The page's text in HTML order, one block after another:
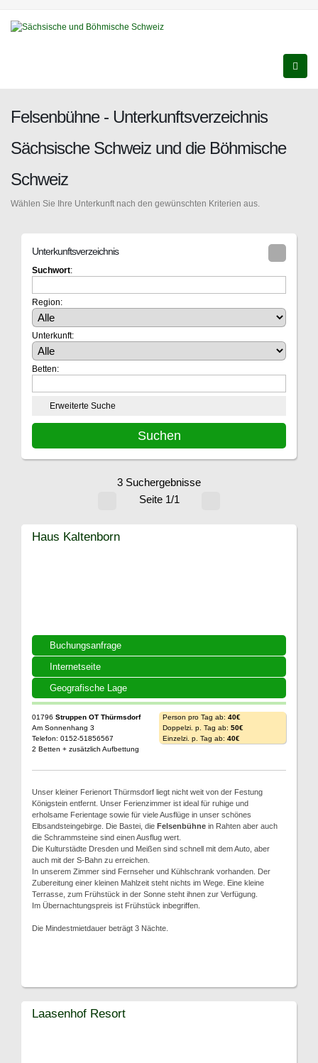
Felsenbühne - Unterkunftsverzeichnis
Sächsische Schweiz und die Böhmische
Schweiz
Wählen Sie Ihre Unterkunft nach den gewünschten Kriterien aus.
Unterkunftsverzeichnis
Suchwort:
Region:
Unterkunft:
Betten:
Erweiterte Suche
3 Suchergebnisse
Seite 1/1
Buchungsanfrage
Internetseite
Geografische Lage
Haus Kaltenborn
01796 Struppen OT Thürmsdorf
Am Sonnenhang 3
Telefon: 0152-51856567
2 Betten + zusätzlich Aufbettung
Person pro Tag ab: 40€
Doppelzi. p. Tag ab: 50€
Einzelzi. p. Tag ab: 40€
Unser kleiner Ferienort Thürmsdorf liegt nicht weit von der Festung
Königstein entfernt. Unser Ferienzimmer ist ideal für ruhige und
erholsame Ferientage sowie für viele Ausflüge in unser schönes
Elbsandsteingebirge. Die Bastei, die Felsenbühne in Rahten aber auch
die Schrammsteine sind einen Ausflug wert.
Die Kulturstädte Dresden und Meißen sind schnell mit dem Auto, aber
auch mit der S-Bahn zu erreichen.
In unserem Zimmer sind Fernseher und Kühlschrank vorhanden. Der
Zubereitung einer kleinen Mahlzeit steht nichts im Wege. Eine kleine
Terrasse, zum Frühstück in der Sonne steht ihnen zur Verfügung.
Im Übernachtungspreis ist Frühstück inbegriffen.
Die Mindestmietdauer beträgt 3 Nächte.
Laasenhof Resort